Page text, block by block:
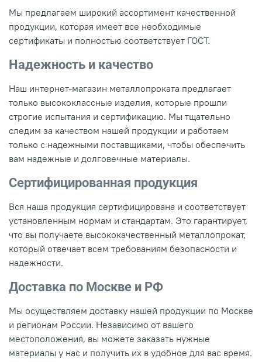
Мы предлагаем широкий ассортимент качественной
продукции, которая имеет все необходимые
сертификаты и полностью соответствует ГОСТ.
Надежность и качество
Наш интернет-магазин металлопроката предлагает
только высококлассные изделия, которые прошли
строгие испытания и сертификацию. Мы тщательно
следим за качеством нашей продукции и работаем
только с надежными поставщиками, чтобы обеспечить
вам надежные и долговечные материалы.
Сертифицированная продукция
Вся наша продукция сертифицирована и соответствует
установленным нормам и стандартам. Это гарантирует,
что вы получаете высококачественный металлопрокат,
который отвечает всем требованиям безопасности и
надежности.
Доставка по Москве и РФ
Мы осуществляем доставку нашей продукции по Москве
и регионам России. Независимо от вашего
местоположения, вы можете заказать нужные
материалы у нас и получить их в удобное для вас время.